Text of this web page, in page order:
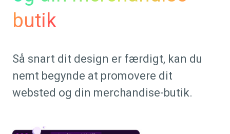
butik
Så snart dit design er færdigt, kan du
nemt begynde at promovere dit
websted og din merchandise-butik.